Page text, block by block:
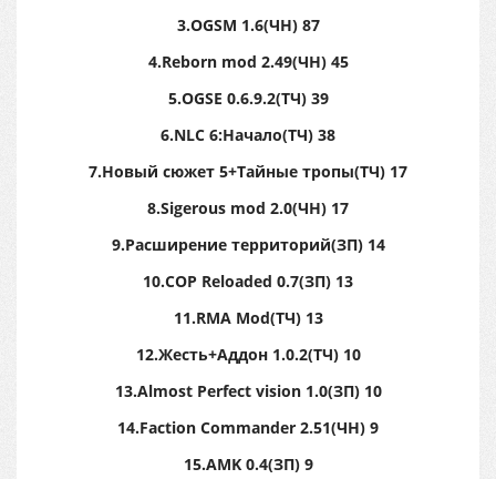
3.OGSM 1.6(ЧН) 87
4.Reborn mod 2.49(ЧН) 45
5.OGSE 0.6.9.2(ТЧ) 39
6.NLC 6:Начало(ТЧ) 38
7.Новый сюжет 5+Тайные тропы(ТЧ) 17
8.Sigerous mod 2.0(ЧН) 17
9.Расширение территорий(ЗП) 14
10.COP Reloaded 0.7(ЗП) 13
11.RMA Mod(ТЧ) 13
12.Жесть+Аддон 1.0.2(ТЧ) 10
13.Almost Perfect vision 1.0(ЗП) 10
14.Faction Commander 2.51(ЧН) 9
15.AMK 0.4(ЗП) 9